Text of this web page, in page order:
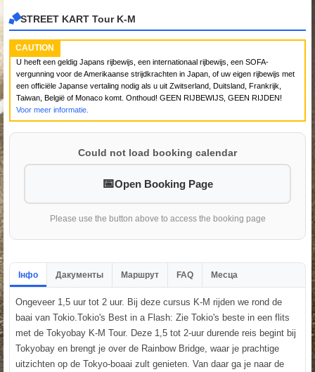
STREET KART Tour K-M
CAUTION
U heeft een geldig Japans rijbewijs, een internationaal rijbewijs, een SOFA-
vergunning voor de Amerikaanse strijdkrachten in Japan, of uw eigen rijbewijs met
een officiële Japanse vertaling nodig als u uit Zwitserland, Duitsland, Frankrijk,
Taiwan, België of Monaco komt. Onthoud! GEEN RIJBEWIJS, GEEN RIJDEN!
Voor meer informatie.
Could not load booking calendar
Open Booking Page
Please use the button above to access the booking page
Інфо Дакументы Маршрут FAQ Месца
Ongeveer 1,5 uur tot 2 uur. Bij deze cursus K-M rijden we rond de
baai van Tokio.Tokio's Best in a Flash: Zie Tokio's beste in een flits
met de Tokyobay K-M Tour. Deze 1,5 tot 2-uur durende reis begint bij
Tokyobay en brengt je over de Rainbow Bridge, waar je prachtige
uitzichten op de Tokyo-boaai zult genieten. Van daar ga je naar de